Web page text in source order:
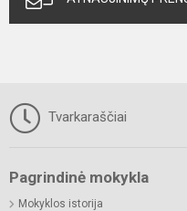
Tvarkaraščiai
Pagrindinė mokykla
Mokyklos istorija